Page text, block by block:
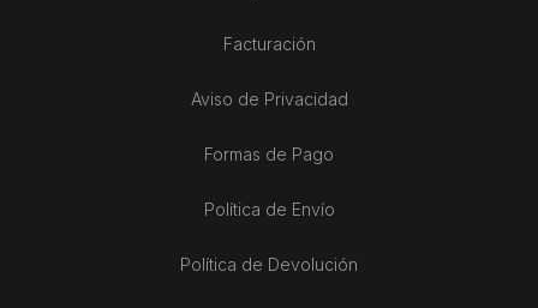
Facturación
Aviso de Privacidad
Formas de Pago
Política de Envío
Política de Devolución